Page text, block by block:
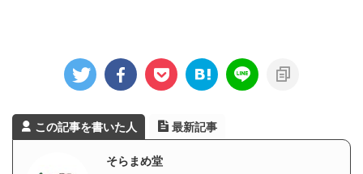
この記事を書いた人 最新記事
そらまめ堂